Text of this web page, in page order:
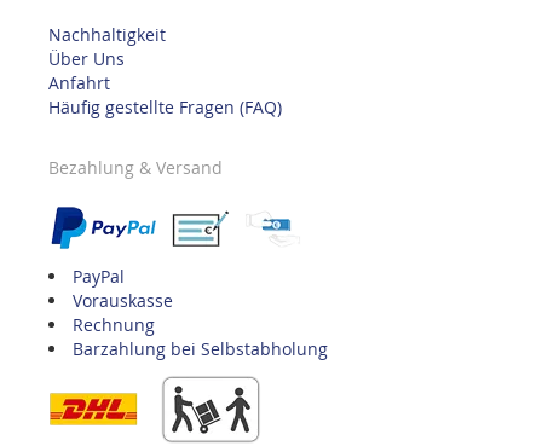
Nachhaltigkeit
Über Uns
Anfahrt
Häufig gestellte Fragen (FAQ)
Bezahlung & Versand
PayPal
Vorauskasse
Rechnung
Barzahlung bei Selbstabholung